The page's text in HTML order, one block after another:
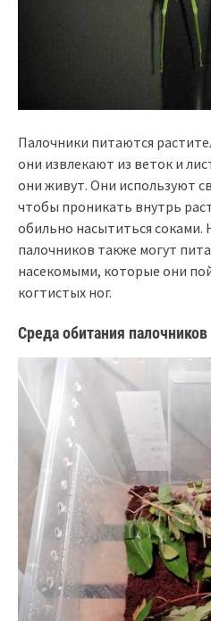
Палочники питаются
они извлекают из веток и
они живут. Они используют
чтобы проникать внутрь
обильно насытиться
палочников также могут
насекомыми, которые они
когтистых ног.
Среда обитания палочников